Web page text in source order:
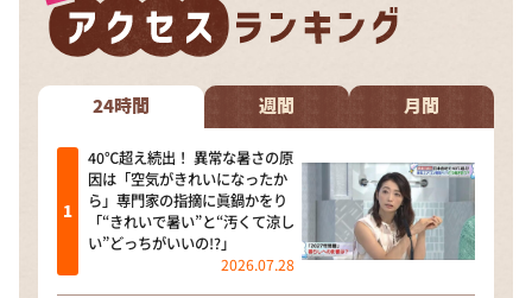
24時間 週間 月間
40℃超え続出！ 異常な暑さの原
因は「空気がきれいになったか
ら」専門家の指摘に眞鍋かをり
「“きれいで暑い”と“汚くて涼し
い”どっちがいいの!?」
2026.07.28